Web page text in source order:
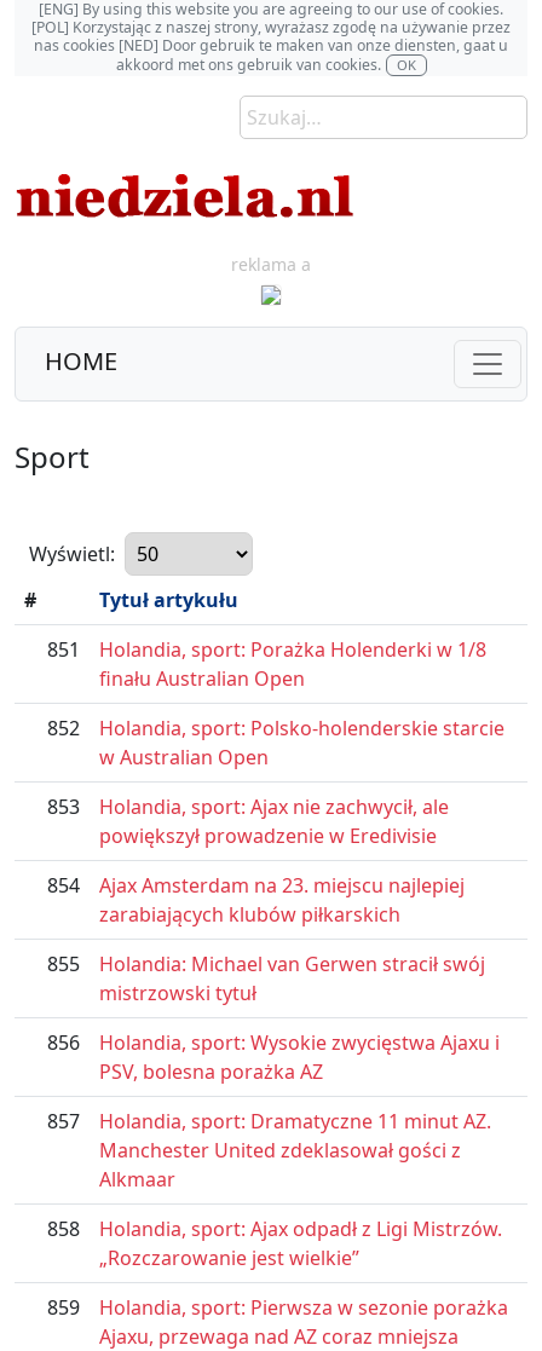
[ENG] By using this website you are agreeing to our use of cookies.
[POL] Korzystając z naszej strony, wyrażasz zgodę na używanie przez
nas cookies [NED] Door gebruik te maken van onze diensten, gaat u
akkoord met ons gebruik van cookies.
OK
reklama a
HOME
Sport
Wyświetl:
#
Tytuł artykułu
851
Holandia, sport: Porażka Holenderki w 1/8
finału Australian Open
852
Holandia, sport: Polsko-holenderskie starcie
w Australian Open
853
Holandia, sport: Ajax nie zachwycił, ale
powiększył prowadzenie w Eredivisie
854
Ajax Amsterdam na 23. miejscu najlepiej
zarabiających klubów piłkarskich
855
Holandia: Michael van Gerwen stracił swój
mistrzowski tytuł
856
Holandia, sport: Wysokie zwycięstwa Ajaxu i
PSV, bolesna porażka AZ
857
Holandia, sport: Dramatyczne 11 minut AZ.
Manchester United zdeklasował gości z
Alkmaar
858
Holandia, sport: Ajax odpadł z Ligi Mistrzów.
„Rozczarowanie jest wielkie”
859
Holandia, sport: Pierwsza w sezonie porażka
Ajaxu, przewaga nad AZ coraz mniejsza